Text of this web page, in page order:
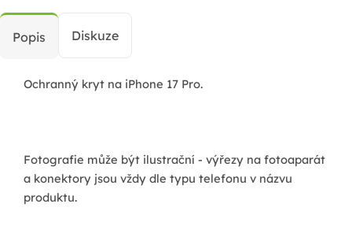
Popis Diskuze
Ochranný kryt na iPhone 17 Pro.
Fotografie může být ilustrační - výřezy na fotoaparát
a konektory jsou vždy dle typu telefonu v názvu
produktu.